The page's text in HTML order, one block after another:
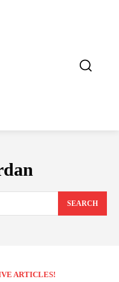
SEARCH
ARTICLES!